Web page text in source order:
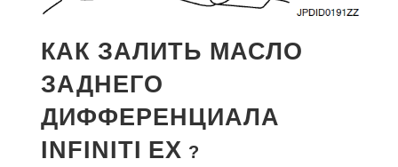
КАК ЗАЛИТЬ МАСЛО
ЗАДНЕГО
ДИФФЕРЕНЦИАЛА
INFINITI EX ?